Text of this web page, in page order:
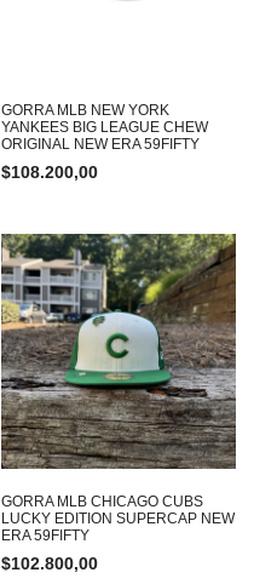
GORRA MLB NEW YORK
YANKEES BIG LEAGUE CHEW
ORIGINAL NEW ERA 59FIFTY
$108.200,00
GORRA MLB CHICAGO CUBS
LUCKY EDITION SUPERCAP NEW
ERA 59FIFTY
$102.800,00